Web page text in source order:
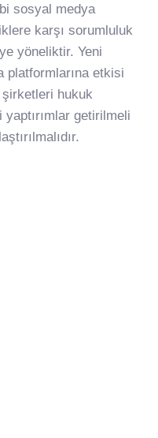
sosyal medya
karşı sorumluluk
yöneliktir. Yeni
platformlarına etkisi
hukuk
getirilmeli